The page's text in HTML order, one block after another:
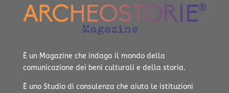
È un Magazine che indaga il mondo della
comunicazione dei beni culturali e della storia.
È uno Studio di consulenza che aiuta le istituzioni